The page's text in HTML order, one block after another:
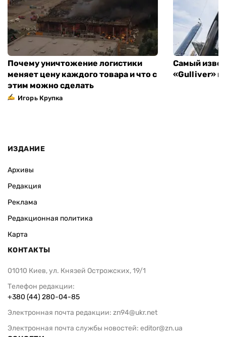
Почему уничтожение логистики
меняет цену каждого товара и что с
этим можно сделать
Игорь Крупка
Самый
«Gulliver»
ИЗДАНИЕ
Архивы
Редакция
Реклама
Редакционная политика
Карта
КОНТАКТЫ
01010 Киев, ул. Князей Острожских, 19/1
Телефон редакции:
+380 (44) 280-04-85
Электронная почта редакции: zn94@ukr.net
Электронная почта службы новостей: editor@zn.ua